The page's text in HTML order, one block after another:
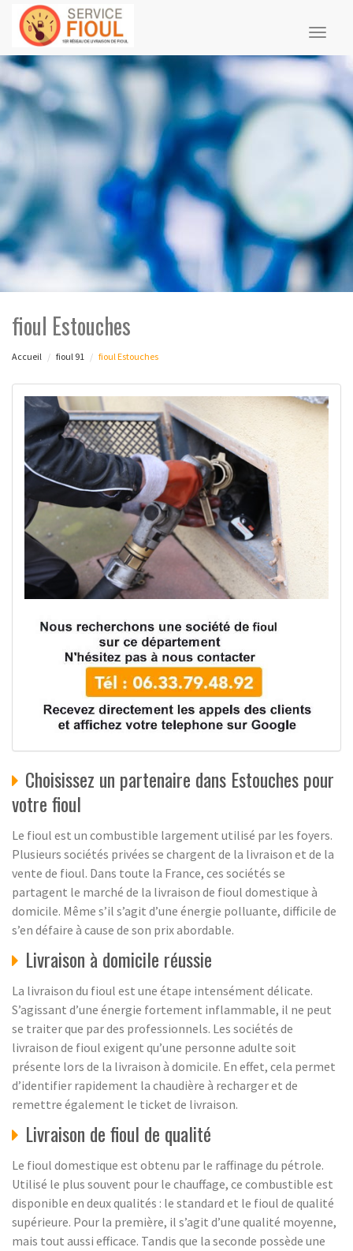
fioul Estouches
Accueil fioul 91 fioul Estouches
Choisissez un partenaire dans Estouches pour
votre fioul
Le fioul est un combustible largement utilisé par les foyers.
Plusieurs sociétés privées se chargent de la livraison et de la
vente de fioul. Dans toute la France, ces sociétés se
partagent le marché de la livraison de fioul domestique à
domicile. Même s’il s’agit d’une énergie polluante, difficile de
s’en défaire à cause de son prix abordable.
Livraison à domicile réussie
La livraison du fioul est une étape intensément délicate.
S’agissant d’une énergie fortement inflammable, il ne peut
se traiter que par des professionnels. Les sociétés de
livraison de fioul exigent qu’une personne adulte soit
présente lors de la livraison à domicile. En effet, cela permet
d’identifier rapidement la chaudière à recharger et de
remettre également le ticket de livraison.
Livraison de fioul de qualité
Le fioul domestique est obtenu par le raffinage du pétrole.
Utilisé le plus souvent pour le chauffage, ce combustible est
disponible en deux qualités : le standard et le fioul de qualité
supérieure. Pour la première, il s’agit d’une qualité moyenne,
mais tout aussi efficace. Tandis que la seconde possède une